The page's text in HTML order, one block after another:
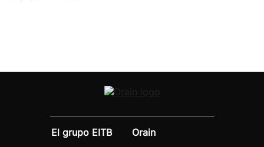
El grupo EITB
Orain